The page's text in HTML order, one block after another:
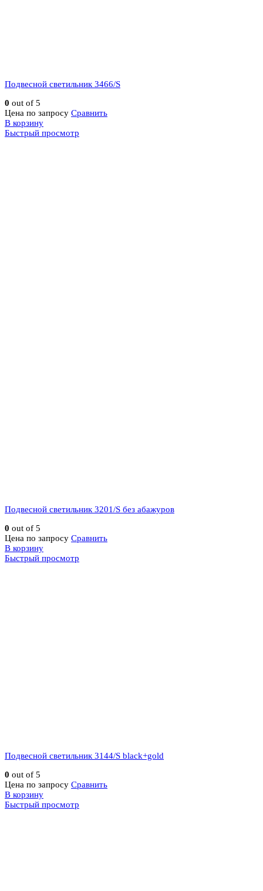
Подвесной светильник 3466/S
0 out of 5
Цена по запросу Сравнить
В корзину
Быстрый просмотр
Подвесной светильник 3201/S без абажуров
0 out of 5
Цена по запросу Сравнить
В корзину
Быстрый просмотр
Подвесной светильник 3144/S black+gold
0 out of 5
Цена по запросу Сравнить
В корзину
Быстрый просмотр